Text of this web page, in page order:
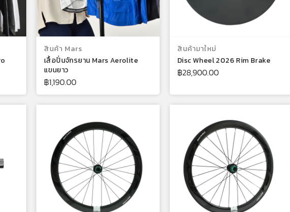
เลือกรูปแบบ
สินค้า Mars
เสื้อปั่นจักรยาน Mars Aerolite
แขนยาว
฿1,190.00
หยิบใส่ตะกร้า
สินค้ามาใหม่
Disc Wheel 2026 Rim Brake
฿28,900.00